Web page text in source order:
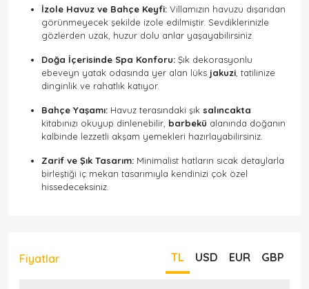
İzole Havuz ve Bahçe Keyfi: Villamızın havuzu dışarıdan
görünmeyecek şekilde izole edilmiştir. Sevdiklerinizle
gözlerden uzak, huzur dolu anlar yaşayabilirsiniz.
Doğa İçerisinde Spa Konforu: Şık dekorasyonlu
ebeveyn yatak odasında yer alan lüks jakuzi , tatilinize
dinginlik ve rahatlık katıyor.
Bahçe Yaşamı: Havuz terasındaki şık salıncakta
kitabınızı okuyup dinlenebilir, barbekü alanında doğanın
kalbinde lezzetli akşam yemekleri hazırlayabilirsiniz.
Zarif ve Şık Tasarım: Minimalist hatların sıcak detaylarla
birleştiği iç mekan tasarımıyla kendinizi çok özel
hissedeceksiniz.
Fiyatlar TL USD EUR GBP